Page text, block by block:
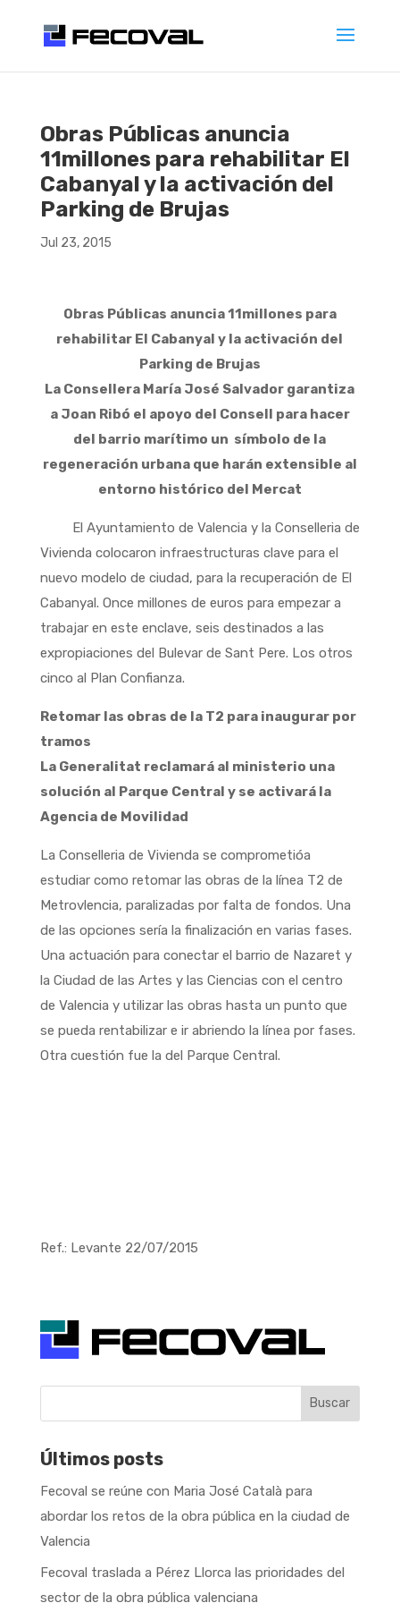
Obras Públicas anuncia
11millones para rehabilitar El
Cabanyal y la activación del
Parking de Brujas
Jul 23, 2015
Obras Públicas anuncia 11millones para
rehabilitar El Cabanyal y la activación del
Parking de Brujas
La Consellera María José Salvador garantiza
a Joan Ribó el apoyo del Consell para hacer
del barrio marítimo un símbolo de la
regeneración urbana que harán extensible al
entorno histórico del Mercat
El Ayuntamiento de Valencia y la Conselleria de
Vivienda colocaron infraestructuras clave para el
nuevo modelo de ciudad, para la recuperación de El
Cabanyal. Once millones de euros para empezar a
trabajar en este enclave, seis destinados a las
expropiaciones del Bulevar de Sant Pere. Los otros
cinco al Plan Confianza.
Retomar las obras de la T2 para inaugurar por
tramos
La Generalitat reclamará al ministerio una
solución al Parque Central y se activará la
Agencia de Movilidad
La Conselleria de Vivienda se comprometióa
estudiar como retomar las obras de la línea T2 de
Metrovlencia, paralizadas por falta de fondos. Una
de las opciones sería la finalización en varias fases.
Una actuación para conectar el barrio de Nazaret y
la Ciudad de las Artes y las Ciencias con el centro
de Valencia y utilizar las obras hasta un punto que
se pueda rentabilizar e ir abriendo la línea por fases.
Otra cuestión fue la del Parque Central.
Ref.: Levante 22/07/2015
Buscar
Últimos posts
Fecoval se reúne con Maria José Català para
abordar los retos de la obra pública en la ciudad de
Valencia
Fecoval traslada a Pérez Llorca las prioridades del
sector de la obra pública valenciana